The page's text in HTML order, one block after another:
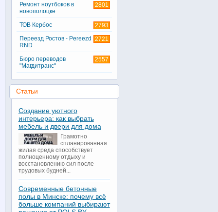
2801
Ремонт ноутбоков в
новополоцке
2793
ТОВ Кербос
2721
Переезд Ростов - Pereezd
RND
2557
Бюро переводов
"Магдитранс"
Статьи
Создание уютного
интерьера: как выбрать
мебель и двери для дома
Грамотно
спланированная
жилая среда способствует
полноценному отдыху и
восстановлению сил после
трудовых будней...
Современные бетонные
полы в Минске: почему всё
больше компаний выбирают